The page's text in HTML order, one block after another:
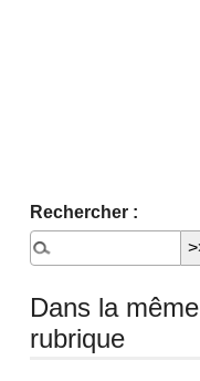
Rechercher :
Dans la même
rubrique